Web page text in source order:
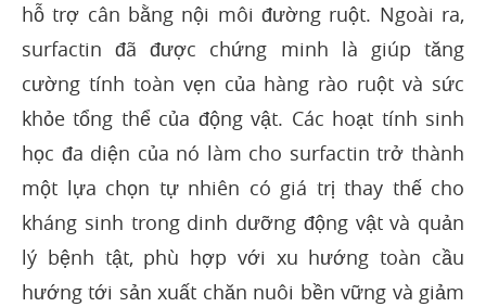
hỗ trợ cân bằng nội môi đường ruột. Ngoài ra,
surfactin đã được chứng minh là giúp tăng
cường tính toàn vẹn của hàng rào ruột và sức
khỏe tổng thể của động vật. Các hoạt tính sinh
học đa diện của nó làm cho surfactin trở thành
một lựa chọn tự nhiên có giá trị thay thế cho
kháng sinh trong dinh dưỡng động vật và quản
lý bệnh tật, phù hợp với xu hướng toàn cầu
hướng tới sản xuất chăn nuôi bền vững và giảm